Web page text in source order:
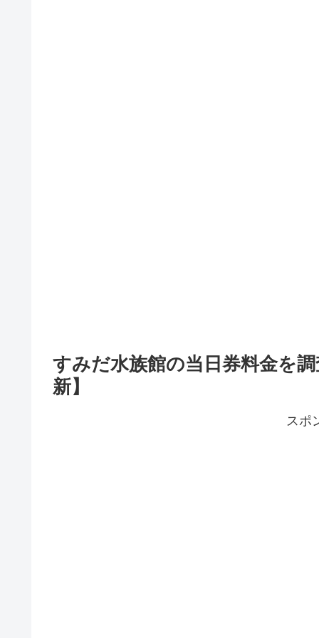
すみだ水族館の当日券料金を
新】
スポ